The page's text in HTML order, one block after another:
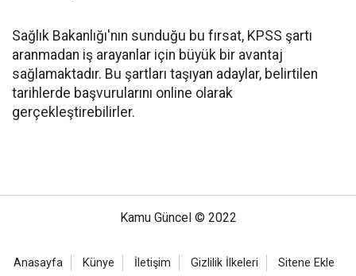
Sağlık Bakanlığı'nın sunduğu bu fırsat, KPSS şartı
aranmadan iş arayanlar için büyük bir avantaj
sağlamaktadır. Bu şartları taşıyan adaylar, belirtilen
tarihlerde başvurularını online olarak
gerçekleştirebilirler.
Kamu Güncel © 2022
Anasayfa Künye İletişim Gizlilik İlkeleri Sitene Ekle